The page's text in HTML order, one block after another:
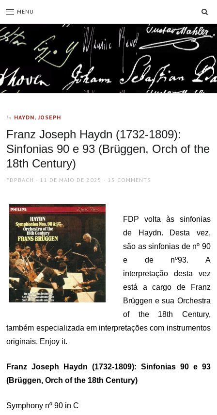
MENU
In HAYDN, JOSEPH
Franz Joseph Haydn (1732-1809):
Sinfonias 90 e 93 (Brüggen, Orch of the
18th Century)
AUTHOR
FDPBACH
POSTED
11 DE MAIO DE 2025 15 COMMENTS
FDP volta às sinfonias
de Haydn. Desta vez,
são as sinfonias de nº 90
e de nº93. A
interpretação desta vez
está a cargo de Franz
Brüggen e sua Orchestra
of the 18th Century,
também especializada em interpretações com instrumentos
originais. Enjoy it.
Franz Joseph Haydn (1732-1809): Sinfonias 90 e 93
(Brüggen, Orch of the 18th Century)
Symphony nº 90 in C